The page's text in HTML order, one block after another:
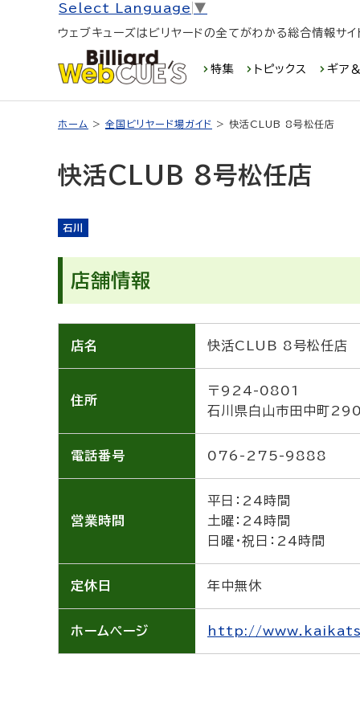
Select Language ▼
ウェブキューズはビリヤードの全てがわかる総合情報サイ
特集 トピックス ギア
ホーム > 全国ビリヤード場ガイド > 快活CLUB 8号松任店
快活CLUB 8号松任店
石川
店舗情報
店名 快活CLUB 8号松任店
住所
〒924-0801
石川県白山市田中町
電話番号 076-275-9888
営業時間
平日：24時間
土曜：24時間
日曜・祝日：24時間
定休日 年中無休
ホームページ http://